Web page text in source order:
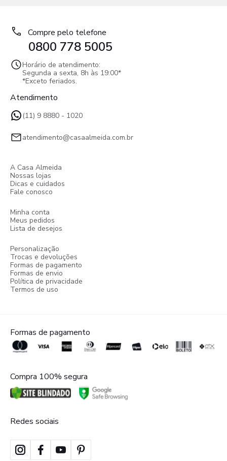
Compre pelo telefone
0800 778 5005
Horário de atendimento:
Segunda a sexta, 8h às 19:00*
*Exceto feriados.
Atendimento
(11) 9 8880 - 1020
atendimento@casaalmeida.com.br
A Casa Almeida
Nossas lojas
Dicas e cuidados
Fale conosco
Minha conta
Meus pedidos
Lista de desejos
Personalização
Trocas e devoluções
Formas de pagamento
Formas de envio
Política de privacidade
Termos de uso
Formas de pagamento
Compra 100% segura
Redes sociais